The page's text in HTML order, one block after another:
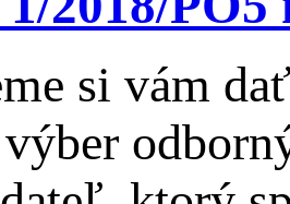
si vám